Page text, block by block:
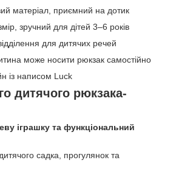
матеріал, приємний на дотик
зручний для дітей 3–6 років
для дитячих речей
може носити рюкзак самостійно
із написом Luck
дитячого рюкзака-
іграшку та функціональний
садка, прогулянок та